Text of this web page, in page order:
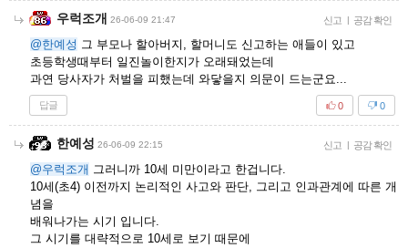
우럭조개 26-06-09 21:47 신고 | 공감 확인
@한예성 그 부모나 할아버지, 할머니도 신고하는 애들이 있고
초등학생때부터 일진놀이한지가 오래돼었는데
과연 당사자가 처벌을 피했는데 와닿을지 의문이 드는군요...
답글 0
0
한예성 26-06-09 22:15 신고 | 공감 확인
@우럭조개 그러니까 10세 미만이라고 한겁니다.
10세(초4) 이전까지 논리적인 사고와 판단, 그리고 인과관계에 따른 개
념을
배워나가는 시기 입니다.
그 시기를 대략적으로 10세로 보기 때문에